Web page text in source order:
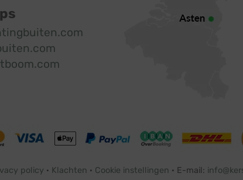
policy · Klachten · Cookie instellingen · E-mail: